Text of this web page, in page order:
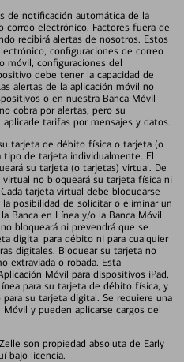
de notificación automática de la
electrónico. Factores fuera de
recibirá alertas de nosotros. Estos
configuraciones de correo
móvil, configuraciones del
debe tener la capacidad de
alertas de la aplicación móvil no
o en nuestra Banca Móvil
cobra por alertas, pero su
tarifas por mensajes y datos.
tarjeta de débito física o tarjeta (o
tipo de tarjeta individualmente. El
su tarjeta (o tarjetas) virtual. De
no bloqueará su tarjeta física ni
tarjeta virtual debe bloquearse
posibilidad de solicitar o eliminar un
Banca en Línea y/o la Banca Móvil.
bloqueará ni prevendrá que se
digital para débito ni para cualquier
digitales. Bloquear su tarjeta no
extraviada o robada. Esta
Móvil para dispositivos iPad,
para su tarjeta de débito física, y
su tarjeta digital. Se requiere una
y pueden aplicarse cargos del
son propiedad absoluta de Early
bajo licencia.